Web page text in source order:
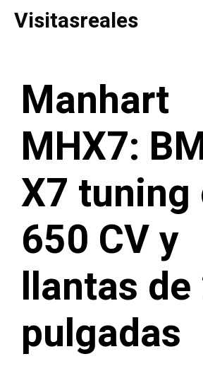
Saltar
Visitasreales
Manhart
MHX7:
X7 tuning
650 CV y
llantas de
pulgadas